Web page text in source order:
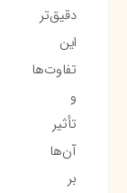
دقیق‌تر
این
تفاوت‌ها
و
تأثیر
آن‌ها
بر